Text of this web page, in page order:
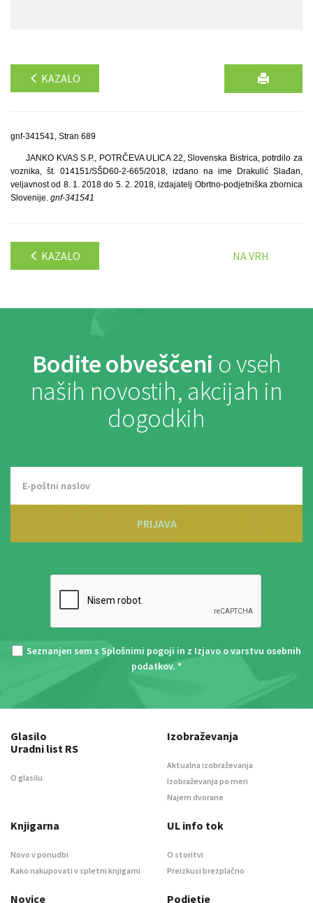
KAZALO
gnf-341541, Stran 689
JANKO KVAS S.P., POTRČEVA ULICA 22, Slovenska Bistrica, potrdilo za
voznika, št. 014151/SŠD60-2-665/2018, izdano na ime Drakulić Slađan,
veljavnost od 8. 1. 2018 do 5. 2. 2018, izdajatelj Obrtno-podjetniška zbornica
Slovenije. gnf-341541
KAZALO NA VRH
Bodite obveščeni o vseh
naših novostih, akcijah in
dogodkih
PRIJAVA
Seznanjen sem s Splošnimi pogoji in z Izjavo o varstvu osebnih
podatkov. *
Glasilo
Uradni list RS
O glasilu
Izobraževanja
Aktualna izobraževanja
Izobraževanja po meri
Najem dvorane
Knjigarna
Novo v ponudbi
Kako nakupovati v spletni knjigarni
UL info tok
O storitvi
Preizkusi brezplačno
Novice Podjetje